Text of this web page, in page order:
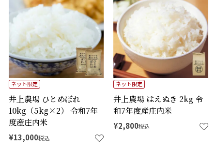
井上農場 ひとめぼれ
10kg（5kg×2） 令和7年
度産庄内米
ネット限定
¥13,000税込
井上農場 はえぬき 2kg 令
和7年度産庄内米
ネット限定
¥2,800税込